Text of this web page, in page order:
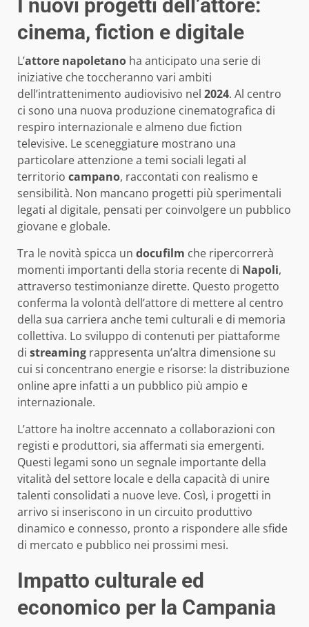
I nuovi progetti dell’attore:
cinema, fiction e digitale
L’attore napoletano ha anticipato una serie di
iniziative che toccheranno vari ambiti
dell’intrattenimento audiovisivo nel 2024. Al centro
ci sono una nuova produzione cinematografica di
respiro internazionale e almeno due fiction
televisive. Le sceneggiature mostrano una
particolare attenzione a temi sociali legati al
territorio campano, raccontati con realismo e
sensibilità. Non mancano progetti più sperimentali
legati al digitale, pensati per coinvolgere un pubblico
giovane e globale.
Tra le novità spicca un docufilm che ripercorrerà
momenti importanti della storia recente di Napoli,
attraverso testimonianze dirette. Questo progetto
conferma la volontà dell’attore di mettere al centro
della sua carriera anche temi culturali e di memoria
collettiva. Lo sviluppo di contenuti per piattaforme
di streaming rappresenta un’altra dimensione su
cui si concentrano energie e risorse: la distribuzione
online apre infatti a un pubblico più ampio e
internazionale.
L’attore ha inoltre accennato a collaborazioni con
registi e produttori, sia affermati sia emergenti.
Questi legami sono un segnale importante della
vitalità del settore locale e della capacità di unire
talenti consolidati a nuove leve. Così, i progetti in
arrivo si inseriscono in un circuito produttivo
dinamico e connesso, pronto a rispondere alle sfide
di mercato e pubblico nei prossimi mesi.
Impatto culturale ed
economico per la Campania